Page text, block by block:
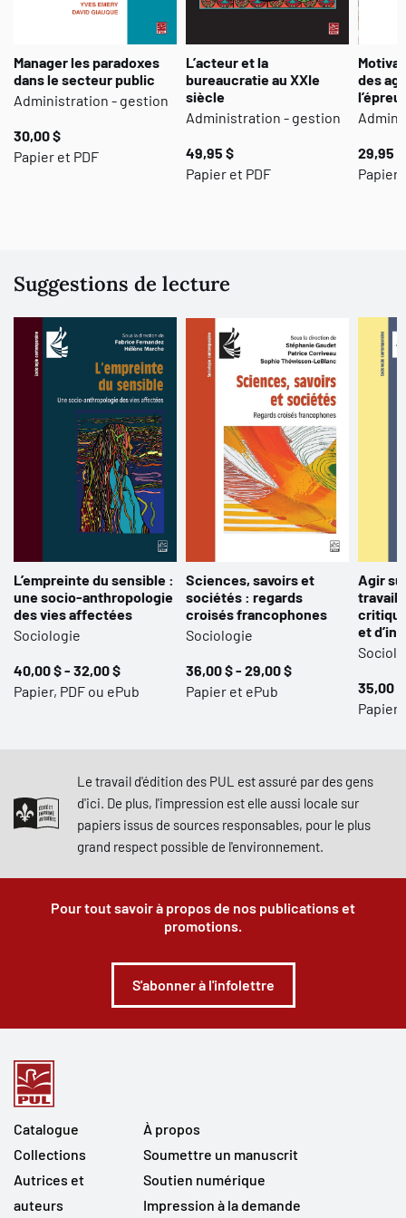
différents, favorisant ainsi un dialogue trop rare entre des
référentiels complémentaires. Il constitue de ce fait une
sui generisde la pertinence et de l'intérêt à marier les
compétences individuelles.
Manager les paradoxes
dans le secteur public
Administration - gestion
30,00 $
Papier et PDF
L’acteur et la
bureaucratie au XXIe
siècle
Administration - gestion
49,95 $
Papier et PDF
des
29,95 $
Papier
Suggestions de lecture
L’empreinte du sensible :
une socio-anthropologie
des vies affectées
Sociologie
40,00 $ - 32,00 $
Papier, PDF ou ePub
Sciences, savoirs et
sociétés : regards
croisés francophones
Sociologie
36,00 $ - 29,00 $
Papier et ePub
Agir
travail
et
35,00
Papier,
Le travail d'édition des PUL est assuré par des gens
d'ici. De plus, l'impression est elle aussi locale sur
papiers issus de sources responsables, pour le plus
grand respect possible de l'environnement.
Pour tout savoir à propos de nos publications et
promotions.
S'abonner à l'infolettre
Catalogue
Collections
Autrices et
auteurs
À propos
Soumettre un manuscrit
Soutien numérique
Impression à la demande